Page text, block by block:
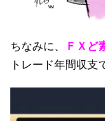
ちなみに、 ＦＸど
トレード年間収支